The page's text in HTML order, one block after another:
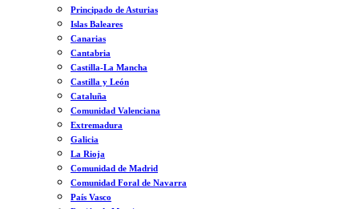
Principado de Asturias
Islas Baleares
Canarias
Cantabria
Castilla-La Mancha
Castilla y León
Cataluña
Comunidad Valenciana
Extremadura
Galicia
La Rioja
Comunidad de Madrid
Comunidad Foral de Navarra
País Vasco